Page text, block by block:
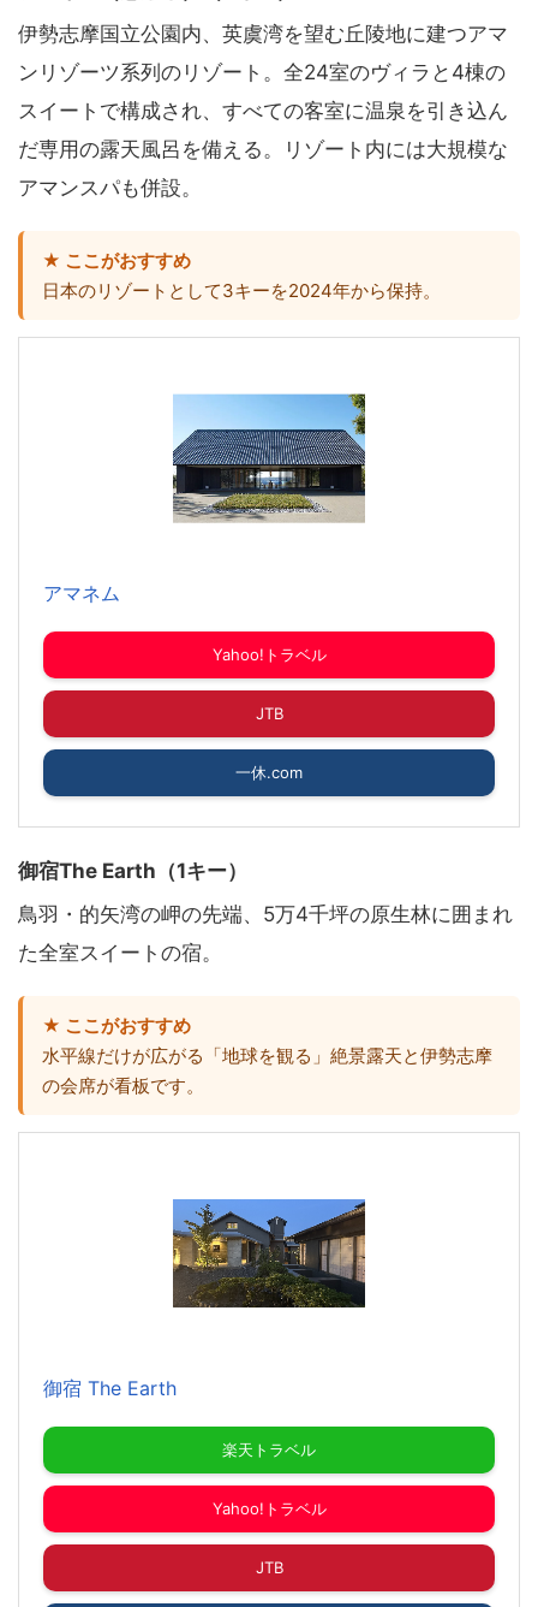
伊勢志摩国立公園内、英虞湾を望む丘陵地に建つアマ
ンリゾーツ系列のリゾート。全24室のヴィラと4棟の
スイートで構成され、すべての客室に温泉を引き込ん
だ専用の露天風呂を備える。リゾート内には大規模な
アマンスパも併設。
★ ここがおすすめ
日本のリゾートとして3キーを2024年から保持。
アマネム
Yahoo!トラベル
JTB
一休.com
御宿The Earth（1キー）
鳥羽・的矢湾の岬の先端、5万4千坪の原生林に囲まれ
た全室スイートの宿。
★ ここがおすすめ
水平線だけが広がる「地球を観る」絶景露天と伊勢志摩
の会席が看板です。
御宿 The Earth
楽天トラベル
Yahoo!トラベル
JTB